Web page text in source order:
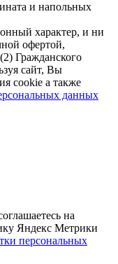
и напольных
характер, и ни
офертой,
Гражданского
сайт, Вы
cookie а также
данных
на
Яндекс Метрики
персональных